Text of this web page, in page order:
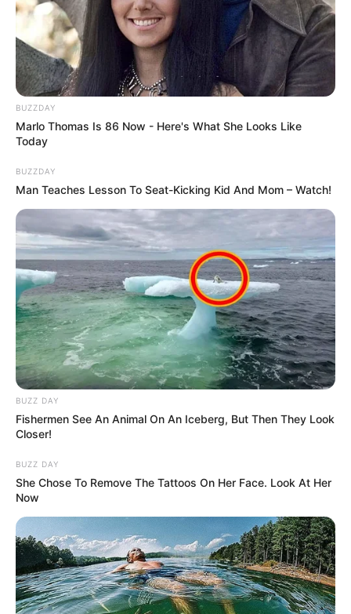
BUZZDAY
Marlo Thomas Is 86 Now - Here's What She Looks Like
Today
BUZZDAY
Man Teaches Lesson To Seat-Kicking Kid And Mom – Watch!
BUZZ DAY
Fishermen See An Animal On An Iceberg, But Then They Look
Closer!
BUZZ DAY
She Chose To Remove The Tattoos On Her Face. Look At Her
Now